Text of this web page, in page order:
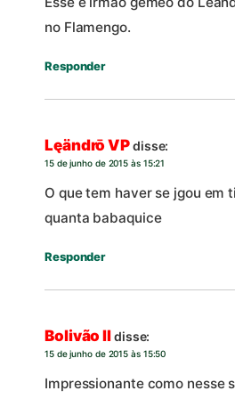
no Flamengo.
Responder
Lęändrō VPdisse:
15 de junho de 2015 às 15:21
O que tem haver se jgou em
quanta babaquice
Responder
Bolivão IIdisse:
15 de junho de 2015 às 15:50
Impressionante como nesse